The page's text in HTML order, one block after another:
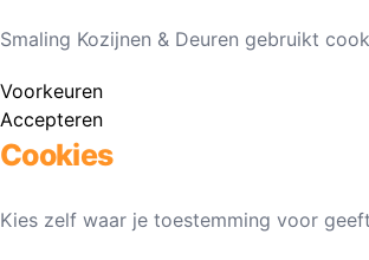
Smaling Kozijnen & Deuren gebruikt
Voorkeuren
Accepteren
Cookies
Kies zelf waar je toestemming voor geeft